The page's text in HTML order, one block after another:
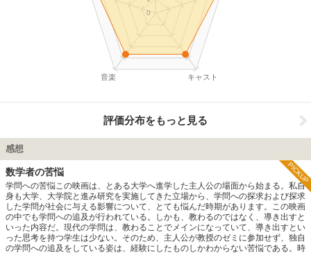
キャスト
音楽
0
評価分布をもっと見る
感想
数学者の苦悩
学問への苦悩この映画は、とある大学へ進学した主人公の場面から始まる。私自
身も大学、大学院と進み研究を実施してきた立場から、学問への探求および探求
した学問が社会に与える影響について、とても悩んだ時期があります。この映画
の中でも学問への追及が行われている。しかも、教わるのではなく、導き出すと
いった内容だ。現代の学問は、教わることでメインになっていて、導き出すとい
った思考を持つ学生は少ない。そのため、主人公が教授のゼミに参加せず、独自
の学問への追及をしている姿は、経験にしたものしかわからない苦悩である。時
PICKUP